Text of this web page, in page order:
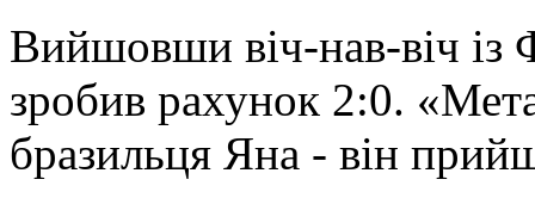
Вийшовши віч-нав-віч
зробив рахунок 2:0.
бразильця Яна - він